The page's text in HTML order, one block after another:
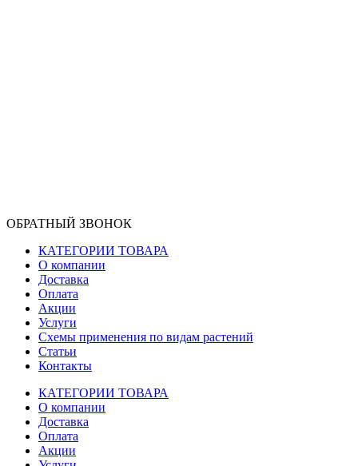
ОБРАТНЫЙ ЗВОНОК
КАТЕГОРИИ ТОВАРА
О компании
Доставка
Оплата
Акции
Услуги
Схемы применения по видам растений
Статьи
Контакты
КАТЕГОРИИ ТОВАРА
О компании
Доставка
Оплата
Акции